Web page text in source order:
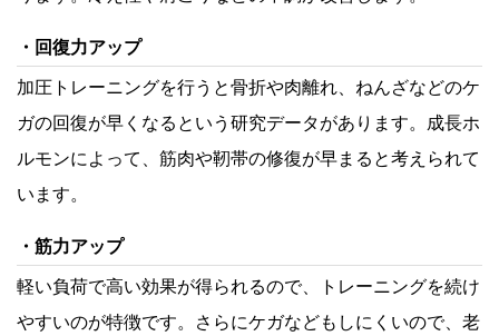
回復力アップ
加圧トレーニングを行うと骨折や肉離れ、ねんざなどのケ
ガの回復が早くなるという研究データがあります。成長ホ
ルモンによって、筋肉や靭帯の修復が早まると考えられて
います。
筋力アップ
軽い負荷で高い効果が得られるので、トレーニングを続け
やすいのが特徴です。さらにケガなどもしにくいので、老